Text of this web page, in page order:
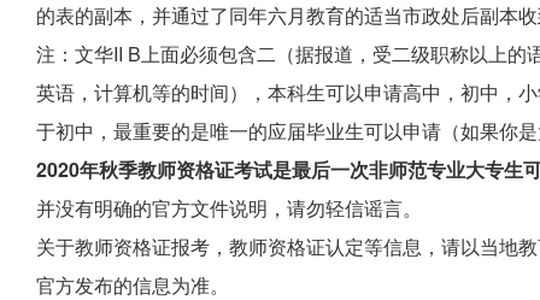
的表的副本，并通过了同年六月教育的适当市政处后副本
注：文华II B上面必须包含二（据报道，受二级职称以上
英语，计算机等的时间），本科生可以申请高中，初中，
于初中，最重要的是唯一的应届毕业生可以申请（如果你
2020年秋季教师资格证考试是最后一次非师范专业大专生
并没有明确的官方文件说明，请勿轻信谣言。
关于教师资格证报考，教师资格证认定等信息，请以当地
官方发布的信息为准。